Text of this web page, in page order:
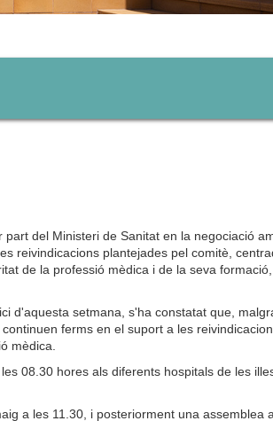
del Ministeri de Sanitat en la negociació
reivindicacions plantejades pel comitè,
de la professió mèdica i de la seva
d'aquesta setmana, s'ha constatat que,
ferms en el suport a les
mèdica.
08.30 hores als diferents hospitals de les
a les 11.30, i posteriorment una assemblea